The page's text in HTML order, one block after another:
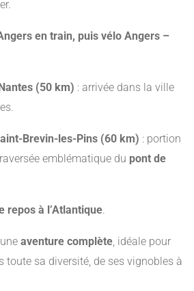
en train, puis vélo Angers –
(50 km) : arrivée dans la ville
Brevin-les-Pins (60 km) : portion
emblématique du pont de
repos à l’Atlantique.
aventure complète, idéale pour
toute sa diversité, de ses vignobles à